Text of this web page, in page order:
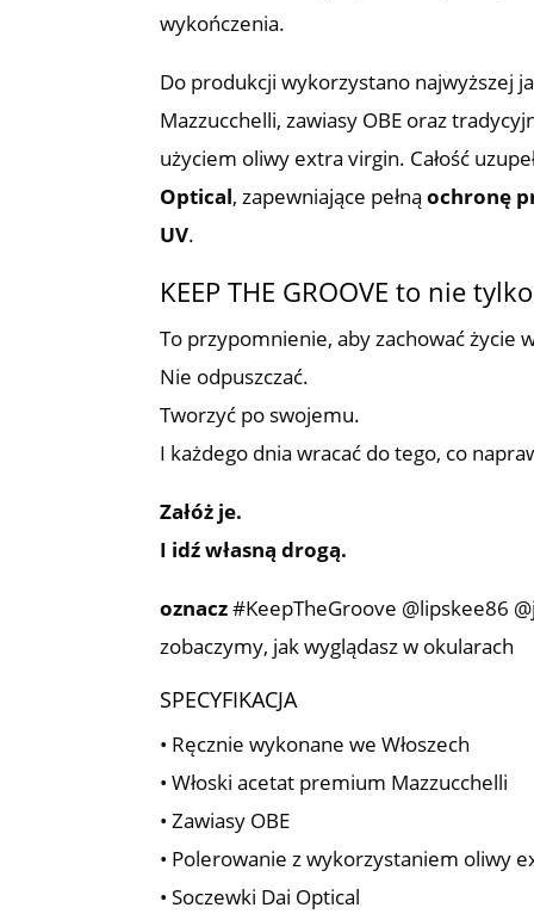
wykończenia.
Do produkcji wykorzystano najwyższej
Mazzucchelli, zawiasy OBE oraz
użyciem oliwy extra virgin. Całość
Optical, zapewniające pełnąochronę
UV.
KEEP THE GROOVE to nie
To przypomnienie, aby zachować życie
Nie odpuszczać.
Tworzyć po swojemu.
I każdego dnia wracać do tego, co
Załóż je.
I idź własną drogą.
oznacz#KeepTheGroove @lipskee86
zobaczymy, jak wyglądasz w okularach
SPECYFIKACJA
• Ręcznie wykonane we Włoszech
• Włoski acetat premium Mazzucchelli
• Zawiasy OBE
• Polerowanie z wykorzystaniem oliwy
• Soczewki Dai Optical